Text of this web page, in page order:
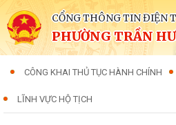
CỔNG THÔNG TIN ĐIỆN
PHƯỜNG TRẦN
CÔNG KHAI THỦ TỤC HÀNH CHÍNH
LĨNH VỰC HỘ TỊCH